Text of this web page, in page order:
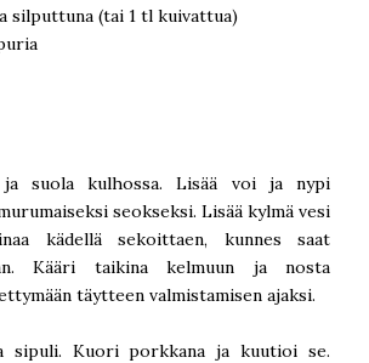
silputtuna (tai 1 tl kuivattua)
suola kulhossa. Lisää voi ja nypi
seokseksi. Lisää kylmä vesi
kädellä sekoittaen, kunnes saat
Kääri taikina kelmuun ja nosta
täytteen valmistamisen ajaksi.
sipuli. Kuori porkkana ja kuutioi se.